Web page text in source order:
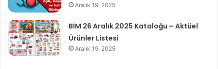
Aralık 19, 2025
BİM 26 Aralık 2025 Kataloğu – Aktüel
Ürünler Listesi
Aralık 19, 2025